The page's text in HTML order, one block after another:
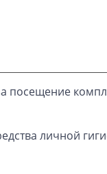
посещение
личной